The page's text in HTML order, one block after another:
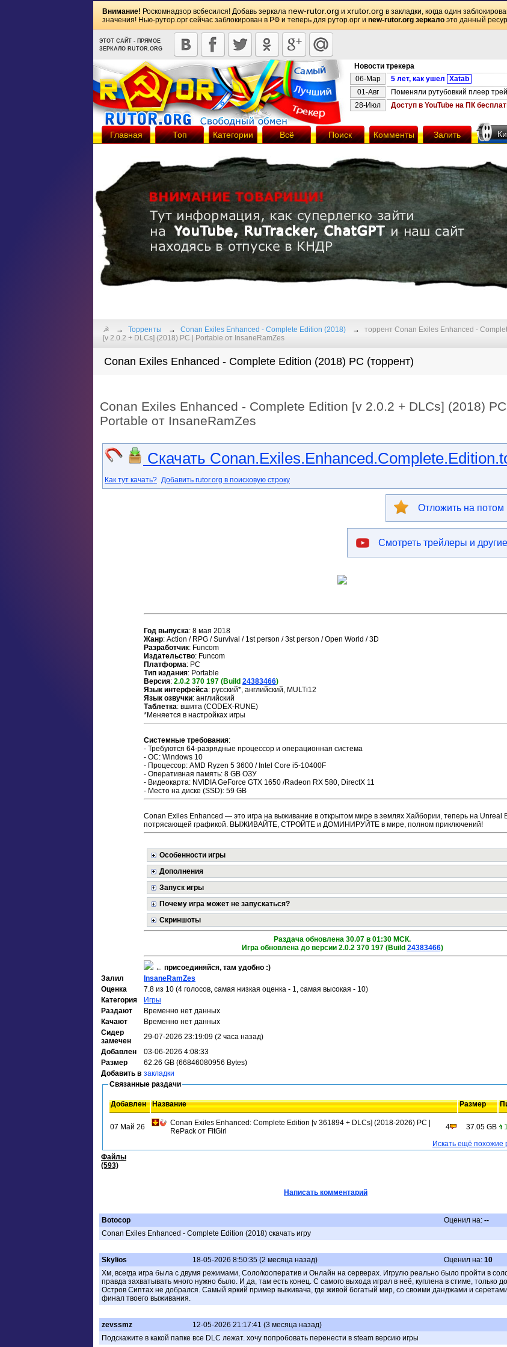
Внимание! Роскомнадзор всбесился! Добавь зеркала new-rutor.org и xrutor.org в закладки, когда один
значения! Нью-рутор.орг сейчас заблокирован в РФ и теперь для рутор.орг и new-rutor.org зеркало это данный
ЭТОТ САЙТ - ПРЯМОЕ
ЗЕРКАЛО RUTOR.ORG
Новости трекера
06-Мар
5 лет, как ушел Xatab
01-Авг
Поменяли рутубовкий плеер
28-Июл
Доступ в YouTube на ПК
Главная Топ Категории Всё Поиск Комменты Залить
☭ Торренты Conan Exiles Enhanced - Complete Edition (2018)
торрент Conan Exiles Enhanced -
[v 2.0.2 + DLCs] (2018) PC | Portable от InsaneRamZes
Conan Exiles Enhanced - Complete Edition (2018) PC (торрент)
Conan Exiles Enhanced - Complete Edition [v 2.0.2 + DLCs] (2018)
Portable от InsaneRamZes
Скачать
Как тут качать? Добавить rutor.org в поисковую строку
Отложить на потом
Смотреть трейлеры и
Год выпуска: 8 мая 2018
Жанр: Action / RPG / Survival / 1st person / 3st person / Open World / 3D
Разработчик: Funcom
Издательство: Funcom
Платформа: PC
Тип издания: Portable
Версия: 2.0.2 370 197 (Build 24383466)
Язык интерфейса: русский*, английский, MULTi12
Язык озвучки: английский
Таблетка: вшита (CODEX-RUNE)
*Меняется в настройках игры
Системные требования:
- Требуются 64-разрядные процессор и операционная система
- ОС: Windows 10
- Процессор: AMD Ryzen 5 3600 / Intel Core i5-10400F
- Оперативная память: 8 GB ОЗУ
- Видеокарта: NVIDIA GeForce GTX 1650 /Radeon RX 580, DirectX 11
- Место на диске (SSD): 59 GB
Conan Exiles Enhanced — это игра на выживание в открытом мире в землях Хайбории, теперь на Unreal
потрясающей графикой. ВЫЖИВАЙТЕ, СТРОЙТЕ и ДОМИНИРУЙТЕ в мире, полном приключений!
Особенности игры
Дополнения
Запуск игры
Почему игра может не запускаться?
Скриншоты
Раздача обновлена 30.07 в 01:30 МСК.
Игра обновлена до версии 2.0.2 370 197 (Build 24383466)
← присоединяйся, там удобно :)
Залил
InsaneRamZes
Оценка
7.8 из 10 (4 голосов, самая низкая оценка - 1, самая высокая - 10)
Категория
Игры
Раздают
Временно нет данных
Качают
Временно нет данных
Сидер
замечен
29-07-2026 23:19:09 (2 часа назад)
Добавлен
03-06-2026 4:08:33
Размер
62.26 GB (66846080956 Bytes)
Добавить в закладки
Связанные раздачи
Добавлен Название Размер
07 Май 26
Conan Exiles Enhanced: Complete Edition [v 361894 + DLCs] (2018-2026) PC |
RePack от FitGirl
4 37.05 GB
Искать ещё похожие
Файлы
(593)
Написать комментарий
Botocop Оценил на: --
Conan Exiles Enhanced - Complete Edition (2018) скачать игру
Skylios 18-05-2026 8:50:35 (2 месяца назад) Оценил на: 10
Хм, всегда игра была с двумя режимами, Соло/кооператив и Онлайн на серверах. Игрулю реально было пройти в
правда захватывать много нужно было. И да, там есть конец. С самого выхода играл в неё, куплена в стиме, только
Остров Сиптах не добрался. Самый яркий пример выживача, где живой богатый мир, со своими данджами и
финал твоего выживания.
zevssmz
12-05-2026 21:17:41 (3 месяца назад)
Подскажите в какой папке все DLC лежат. хочу попробовать перенести в steam версию игры